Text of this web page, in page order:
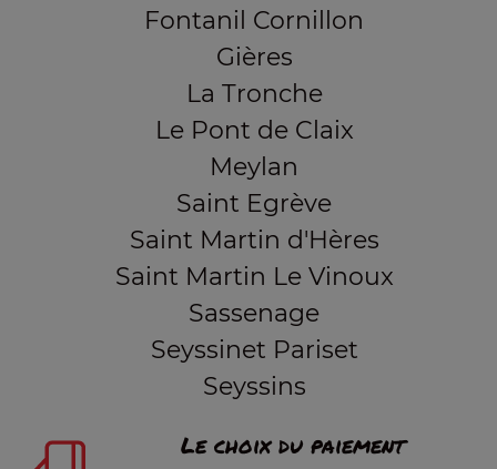
Fontanil Cornillon
Gières
La Tronche
Le Pont de Claix
Meylan
Saint Egrève
Saint Martin d'Hères
Saint Martin Le Vinoux
Sassenage
Seyssinet Pariset
Seyssins
Le choix du paiement